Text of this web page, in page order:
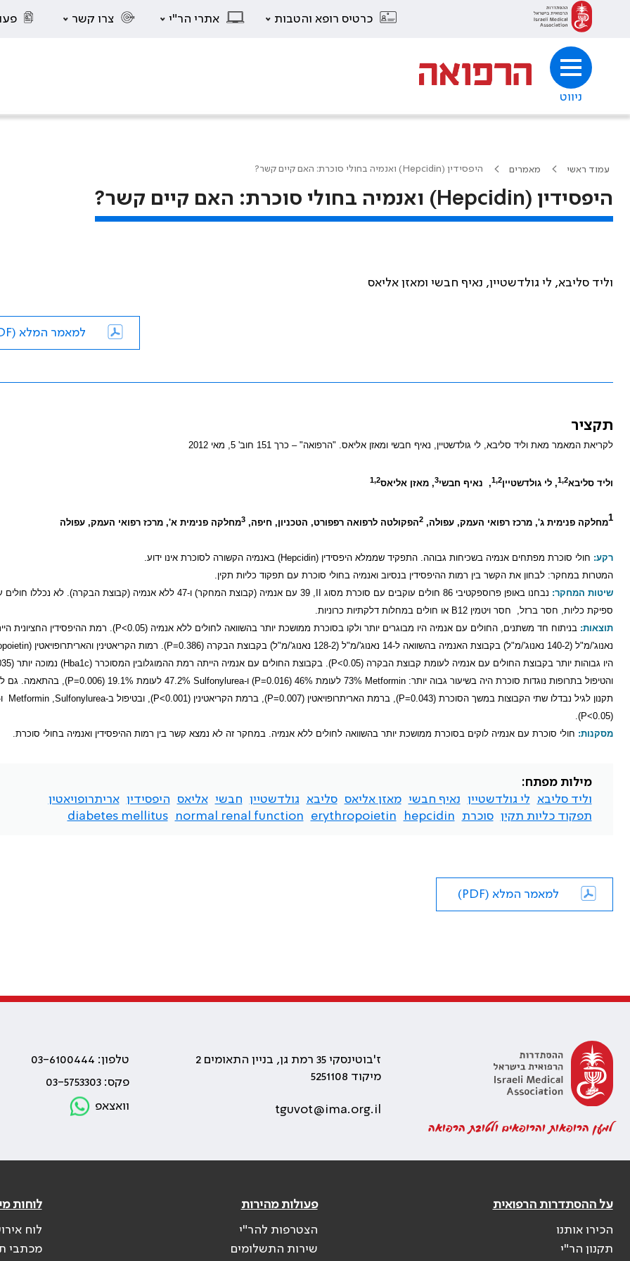
כרטיס רופא והטבות אתרי הר"י צרו קשר
ניווט
עמוד ראשי מאמרים היפסידין (Hepcidin) ואנמיה בחולי סוכרת: האם קיים קשר?
היפסידין (Hepcidin) ואנמיה בחולי סוכרת: האם קיים קשר?
וליד סליבא, לי גולדשטיין, נאיף חבשי ומאזן אליאס
למאמר המלא (PDF)
תקציר
לקריאת המאמר מאת וליד סליבא, לי גולדשטיין, נאיף חבשי ומאזן אליאס. "הרפואה" – כרך 151 חוב' 5, מאי 2012
וליד סליבא1,2, לי גולדשטיין1,2
, נאיף חבשי3, מאזן אליאס1,2
1מחלקה פנימית ג', מרכז רפואי העמק, עפולה,2הפקולטה לרפואה רפפורט, הטכניון, חיפה,3מחלקה פנימית א', מרכז רפואי העמק, עפולה
רקע: חולי סוכרת מפתחים אנמיה בשכיחות גבוהה. התפקיד שממלא היפסידין(Hepcidin)
באנמיה הקשורה לסוכרת אינו ידוע.
המטרות במחקר: לבחון את הקשר בין רמות ההיפסידין בנסיוב ואנמיה בחולי סוכרת עם תפקוד כליות תקין.
שיטות המחקר: נבחנו באופן פרוספקטיבי 86 חולים עוקבים עם סוכרת מסוג
, 39 עם אנמיה (קבוצת המחקר) ו-47 ללא אנמיה (קבוצת הבקרה). לא נכללו
ספיקת כליות, חסר ברזל,
חסר ויטמיןB12 או חולים במחלות דלקתיות כרוניות.
תוצאות: בניתוח חד משתנים, החולים עם אנמיה היו מבוגרים יותר ולקו בסוכרת ממושכת יותר בהשוואה לחולים ללא אנמיה (P<0.05
נאנוג'/מ"ל (140-2 נאנוג'/מ"ל) בקבוצת האנמיה בהשוואה ל-14 נאנוג'/מ"ל (128-2 נאנוג'/מ"ל) בקבוצת הבקרה
(P=0.386) . רמות הקריאטינין והאריתרופויאטין(Erythropoietin)
היו גבוהות יותר בקבוצת החולים עם אנמיה לעומת קבוצת הבקרה (P<0.05). בקבוצת החולים עם אנמיה הייתה רמת ההמוגלובין המסוכרר(Hba1c) נמוכה יותר (
והטיפול בתרופות נוגדות סוכרת היה בשיעור גבוה יותר:Metformin
(
P=0.016) ו-Sulfonylurea
P=0.006), בהתאמה. גם
תקנון לגיל נבדלו שתי הקבוצות במשך הסוכרת(P=0.043) , ברמת האריתרופויאטין (P=0.007), ברמת הקריאטינין (P<0.001), ובטיפול ב-Metformin ,Sulfonylurea
(
P<0.05
).
מסקנות: חולי סוכרת עם אנמיה לוקים בסוכרת ממושכת יותר בהשוואה לחולים ללא אנמיה. במחקר זה לא נמצא קשר בין רמות ההיפסידין ואנמיה בחולי סוכרת.
מילות מפתח:
וליד סליבא
לי גולדשטיין נאיף חבשי מאזן אליאס סליבא גולדשטיין חבשי אליאס היפסידין אריתרופויאטין
תפקוד כליות תקין סוכרת hepcidin
erythropoietin
normal renal function
diabetes mellitus
למאמר המלא (PDF)
למען הרופאות והרופאים ולטובת הרפואה
ז'בוטינסקי 35 רמת גן, בניין התאומים 2
מיקוד 5251108
tguvot@ima.org.il
טלפון: 03-6100444
פקס: 03-5753303
וואצאפ
על ההסתדרות הרפואית
הכירו אותנו
תקנון הר"י
פעולות מהירות
הצטרפות להר"י
שירות התשלומים
לוחות
לוח
מכתבי